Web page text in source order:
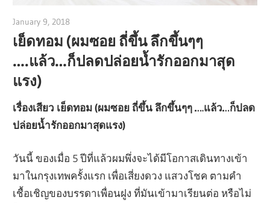
January 9, 2018
เย็ดทอม (ผมซอย ถี่ขึ้น ลึกขึ้นๆๆ
….แล้ว…ก็ปลดปล่อยน้ำรักออกมาสุด
แรง)
เรื่องเสียว เย็ดทอม (ผมซอย ถี่ขึ้น ลึกขึ้นๆๆ ….แล้ว…ก็ปลด
ปล่อยน้ำรักออกมาสุดแรง)
วันนี้ ของเมื่อ 5 ปีที่แล้วผมพึ่งจะได้มีโอกาสเดินทางเข้า
มาในกรุงเทพครั้งแรก เพื่อเสี่ยงดวง แสวงโชค ตามคำ
เชื้อเชิญของบรรดาเพื่อนฝูง ที่มันเข้ามาเรียนต่อ หรือไม่